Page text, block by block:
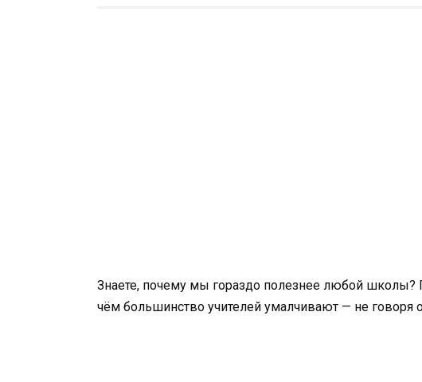
Знаете, почему мы гораздо полезнее любой
чём большинство учителей умалчивают — не говоря